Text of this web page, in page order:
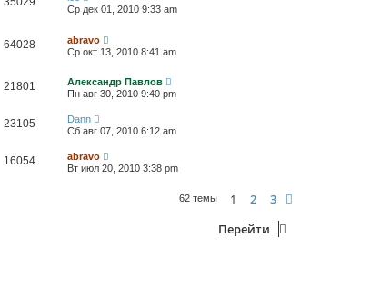
Ср дек 01, 2010 9:33 am
64028
abravo
Ср окт 13, 2010 8:41 am
21801
Александр Павлов
Пн авг 30, 2010 9:40 pm
23105
Dann
Сб авг 07, 2010 6:12 am
16054
abravo
Вт июл 20, 2010 3:38 pm
62 темы 1 2 3
Перейти